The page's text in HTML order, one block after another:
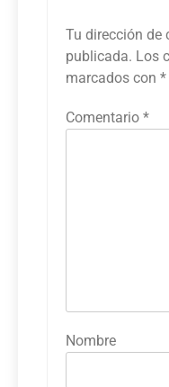
Tu dirección de
publicada. Los
marcados con *
Comentario *
Nombre